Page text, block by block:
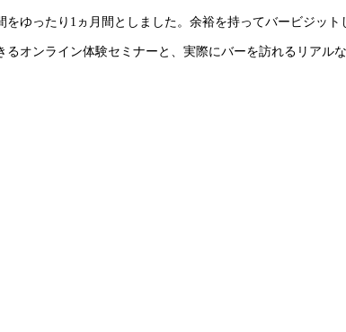
ゆったり1ヵ月間としました。余裕を持ってバービジッ
オンライン体験セミナーと、実際にバーを訪れるリアル